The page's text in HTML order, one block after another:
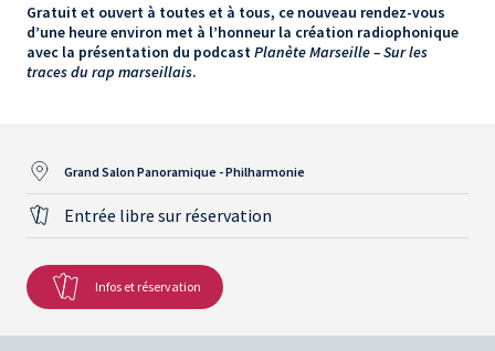
Gratuit et ouvert à toutes et à tous, ce nouveau rendez-vous
d’une heure environ met à l’honneur la création radiophonique
avec la présentation du podcastPlanète Marseille – Sur les
traces du rap marseillais.
Grand Salon Panoramique - Philharmonie
Entrée libre sur réservation
Infos et réservation